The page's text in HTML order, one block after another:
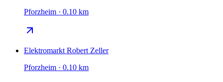
Pforzheim · 0.10 km
Elektromarkt Robert Zeller
Pforzheim · 0.10 km